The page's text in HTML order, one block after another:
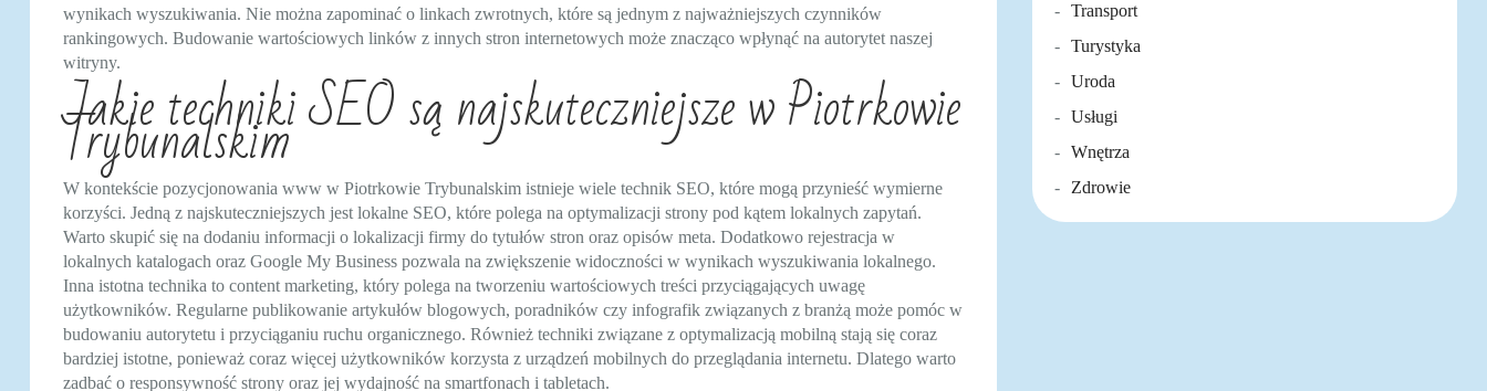
wynikach wyszukiwania. Nie można zapominać o linkach zwrotnych, które są jednym z najważniejszych czynników
rankingowych. Budowanie wartościowych linków z innych stron internetowych może znacząco wpłynąć na autorytet naszej
witryny.
Jakie techniki SEO są najskuteczniejsze w Piotrkowie
Trybunalskim
W kontekście pozycjonowania www w Piotrkowie Trybunalskim istnieje wiele technik SEO, które mogą przynieść wymierne
korzyści. Jedną z najskuteczniejszych jest lokalne SEO, które polega na optymalizacji strony pod kątem lokalnych zapytań.
Warto skupić się na dodaniu informacji o lokalizacji firmy do tytułów stron oraz opisów meta. Dodatkowo rejestracja w
lokalnych katalogach oraz Google My Business pozwala na zwiększenie widoczności w wynikach wyszukiwania lokalnego.
Inna istotna technika to content marketing, który polega na tworzeniu wartościowych treści przyciągających uwagę
użytkowników. Regularne publikowanie artykułów blogowych, poradników czy infografik związanych z branżą może pomóc w
budowaniu autorytetu i przyciąganiu ruchu organicznego. Również techniki związane z optymalizacją mobilną stają się coraz
bardziej istotne, ponieważ coraz więcej użytkowników korzysta z urządzeń mobilnych do przeglądania internetu. Dlatego warto
zadbać o responsywność strony oraz jej wydajność na smartfonach i tabletach.
Transport
Turystyka
Uroda
Usługi
Wnętrza
Zdrowie